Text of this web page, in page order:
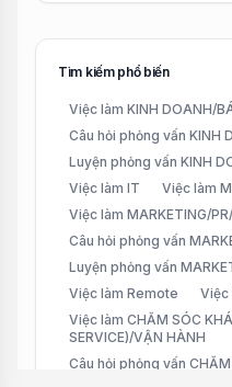
Tìm kiếm phổ biến
Việc làm KINH DOANH/
Câu hỏi phỏng vấn KINH
Luyện phỏng vấn KINH
Việc làm IT
Việc làm
Việc làm MARKETING/
Câu hỏi phỏng vấn
Luyện phỏng vấn
Việc làm Remote
Việc
Việc làm CHĂM SÓC
SERVICE)/VẬN HÀNH
Câu hỏi phỏng vấn